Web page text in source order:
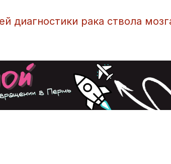
диагностики рака ствола